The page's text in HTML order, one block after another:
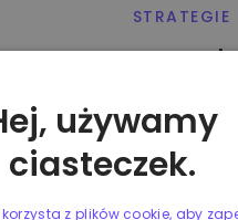
i jak
STRATEGIE
więcej
używamy
ciasteczek.
z plików cookie, aby